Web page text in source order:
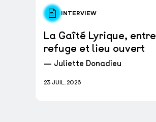
INTERVIEW
La Gaîté Lyrique, entre
refuge et lieu ouvert
— Juliette Donadieu
23 JUIL. 2026